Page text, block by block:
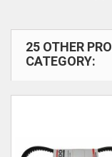
25 OTHER
CATEGORY: